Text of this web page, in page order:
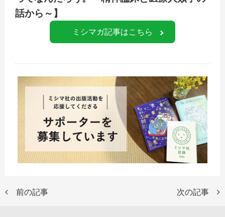
話から～】
ミシマガ記事はこちら
前の記事 次の記事